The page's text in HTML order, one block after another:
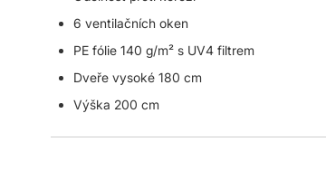
6 ventilačních oken
PE fólie 140 g/m² s UV4 filtrem
Dveře vysoké 180 cm
Výška 200 cm